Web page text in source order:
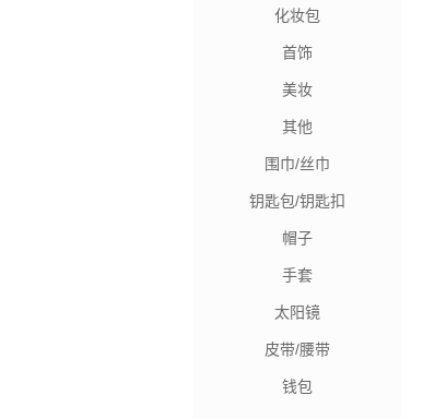
化妆包
首饰
美妆
其他
围巾/丝巾
钥匙包/钥匙扣
帽子
手套
太阳镜
皮带/腰带
钱包